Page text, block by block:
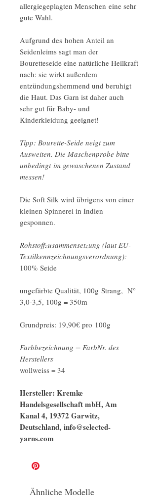
allergiegeplagten Menschen eine sehr
gute Wahl.
Aufgrund des hohen Anteil an
Seidenleims sagt man der
Bouretteseide eine natürliche Heilkraft
nach: sie wirkt außerdem
entzündungshemmend und beruhigt
die Haut. Das Garn ist daher auch
sehr gut für Baby- und
Kinderkleidung geeignet!
Tipp: Bourette-Seide neigt zum
Ausweiten. Die Maschenprobe bitte
unbedingt im gewaschenen Zustand
messen!
Die Soft Silk wird übrigens von einer
kleinen Spinnerei in Indien
gesponnen.
Rohstoffzusammensetzung (laut EU-
Textilkennzeichnungsverordnung):
100% Seide
ungefärbte Qualität, 100g Strang, N°
3,0-3,5, 100g = 350m
Grundpreis: 19,90€ pro 100g
Farbbezeichnung = FarbNr. des
Herstellers
wollweiss = 34
Hersteller: Kremke
Handelsgesellschaft mbH, Am
Kanal 4, 19372 Garwitz,
Deutschland, info@selected-
yarns.com
Ähnliche Modelle